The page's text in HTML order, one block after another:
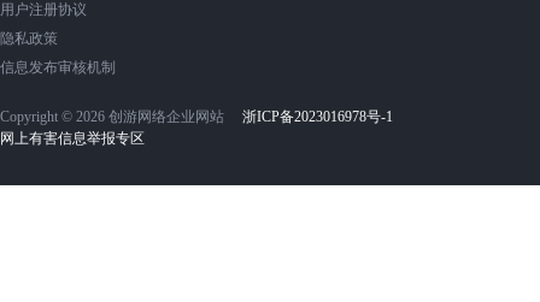
用户注册协议
隐私政策
信息发布审核机制
Copyright © 2026 创游网络企业网站
浙ICP备2023016978号-1
网上有害信息举报专区